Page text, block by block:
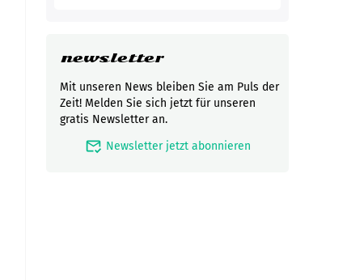
newsletter
Mit unseren News bleiben Sie am Puls der
Zeit! Melden Sie sich jetzt für unseren
gratis Newsletter an.
mark_email_read Newsletter jetzt abonnieren